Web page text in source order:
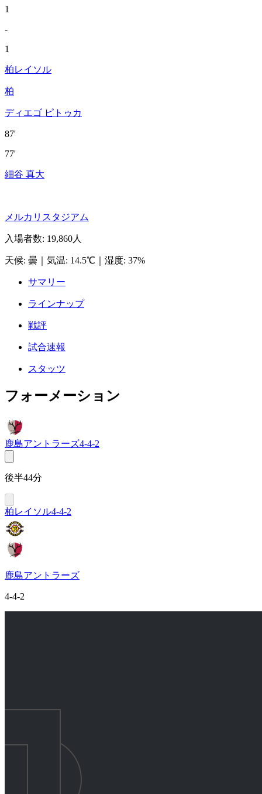
1
-
1
柏レイソル
柏
ディエゴ ピトゥカ
87'
77'
細谷 真大
メルカリスタジアム
入場者数: 19,860人
天候: 曇 気温: 14.5℃ 湿度: 37%
サマリー
ラインナップ
戦評
試合速報
スタッツ
フォーメーション
鹿島アントラーズ4-4-2
後半44分
柏レイソル4-4-2
鹿島アントラーズ
4-4-2